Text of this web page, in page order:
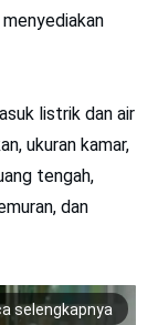
listrik dan air
ukuran kamar,
tengah,
dan
selengkapnya